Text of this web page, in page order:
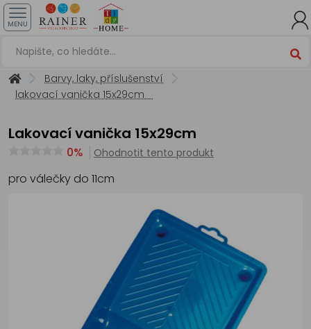
MENU
Barvy, laky, příslušenství
lakovací vanička 15x29cm
lakovací vanička 15x29cm
0% Ohodnotit tento produkt
pro válečky do 11cm